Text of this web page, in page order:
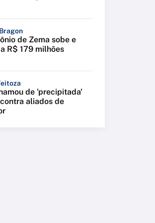
de Zema sobe e
R$ 179 milhões
de 'precipitada'
aliados de